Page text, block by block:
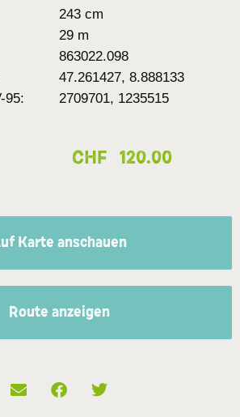
243 cm
29 m
863022.098
47.261427, 8.888133
95:
2709701, 1235515
CHF 120.00
Karte anschauen
Route anzeigen